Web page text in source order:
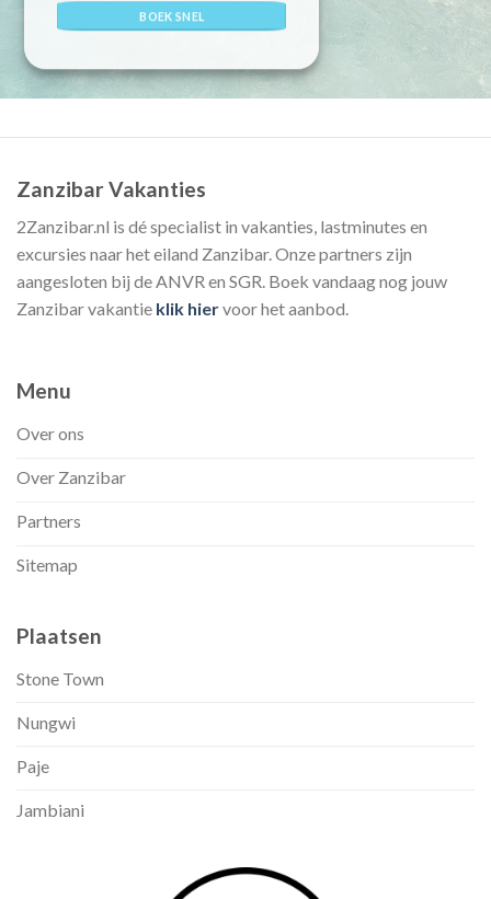
BOEK SNEL
Zanzibar Vakanties
2Zanzibar.nl is dé specialist in vakanties, lastminutes en
excursies naar het eiland Zanzibar. Onze partners zijn
aangesloten bij de ANVR en SGR. Boek vandaag nog jouw
Zanzibar vakantie klik hiervoor het aanbod.
Menu
Over ons
Over Zanzibar
Partners
Sitemap
Plaatsen
Stone Town
Nungwi
Paje
Jambiani